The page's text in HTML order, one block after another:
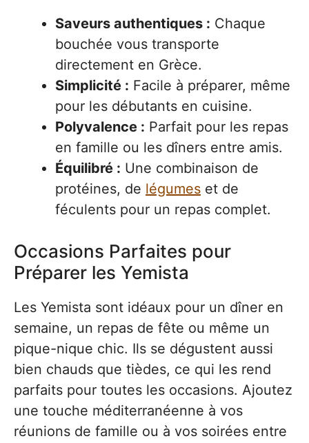
Saveurs authentiques : Chaque
bouchée vous transporte
directement en Grèce.
Simplicité : Facile à préparer, même
pour les débutants en cuisine.
Polyvalence : Parfait pour les repas
en famille ou les dîners entre amis.
Équilibré : Une combinaison de
protéines, de légumes et de
féculents pour un repas complet.
Occasions Parfaites pour
Préparer les Yemista
Les Yemista sont idéaux pour un dîner en
semaine, un repas de fête ou même un
pique-nique chic. Ils se dégustent aussi
bien chauds que tièdes, ce qui les rend
parfaits pour toutes les occasions. Ajoutez
une touche méditerranéenne à vos
réunions de famille ou à vos soirées entre